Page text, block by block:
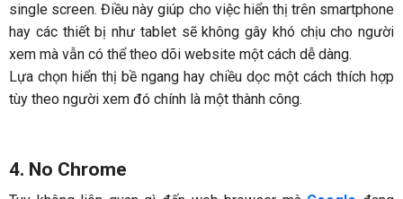
single screen. Điều này giúp cho việc hiển thị trên smartphone
hay các thiết bị như tablet sẽ không gây khó chịu cho người
xem mà vẫn có thể theo dõi website một cách dễ dàng.
Lựa chọn hiển thị bề ngang hay chiều dọc một cách thích hợp
tùy theo người xem đó chính là một thành công.
4. No Chrome